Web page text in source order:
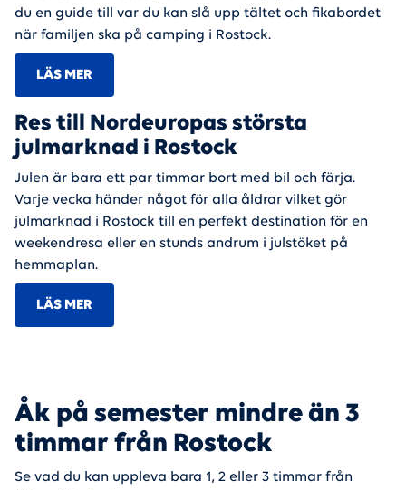
du en guide till var du kan slå upp tältet och fikabordet
när familjen ska på camping i Rostock.
LÄS MER
Res till Nordeuropas största
julmarknad i Rostock
Julen är bara ett par timmar bort med bil och färja.
Varje vecka händer något för alla åldrar vilket gör
julmarknad i Rostock till en perfekt destination för en
weekendresa eller en stunds andrum i julstöket på
hemmaplan.
LÄS MER
Åk på semester mindre än 3
timmar från Rostock
Se vad du kan uppleva bara 1, 2 eller 3 timmar från